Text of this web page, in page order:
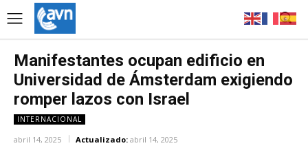
Manifestantes ocupan edificio en
Universidad de Ámsterdam exigiendo
romper lazos con Israel
INTERNACIONAL
abril 14, 2025 Actualizado: abril 14, 2025